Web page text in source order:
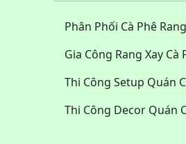
Phân Phối Cà Phê
Gia Công Rang Xay Cà
Thi Công Setup Quán
Thi Công Decor Quán